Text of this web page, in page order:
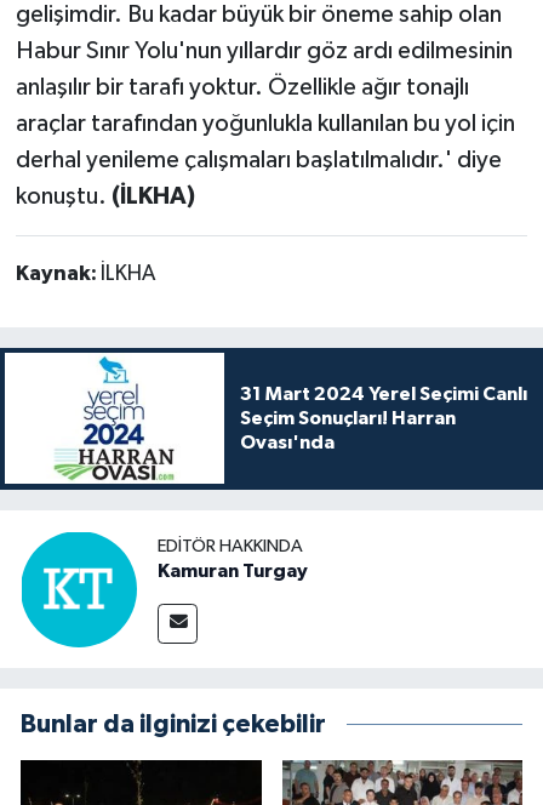
gelişimdir. Bu kadar büyük bir öneme sahip olan
Habur Sınır Yolu'nun yıllardır göz ardı edilmesinin
anlaşılır bir tarafı yoktur. Özellikle ağır tonajlı
araçlar tarafından yoğunlukla kullanılan bu yol için
derhal yenileme çalışmaları başlatılmalıdır.' diye
konuştu. (İLKHA)
Kaynak: İLKHA
31 Mart 2024 Yerel Seçimi Canlı
Seçim Sonuçları! Harran
Ovası'nda
EDITÖR HAKKINDA
Kamuran Turgay
Bunlar da ilginizi çekebilir